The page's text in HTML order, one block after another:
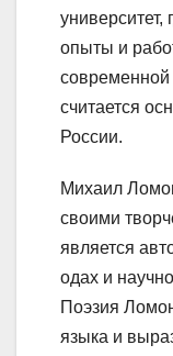
университет,
опыты и
современной
считается
России.
Михаил
своими
является
одах и
Поэзия
языка и